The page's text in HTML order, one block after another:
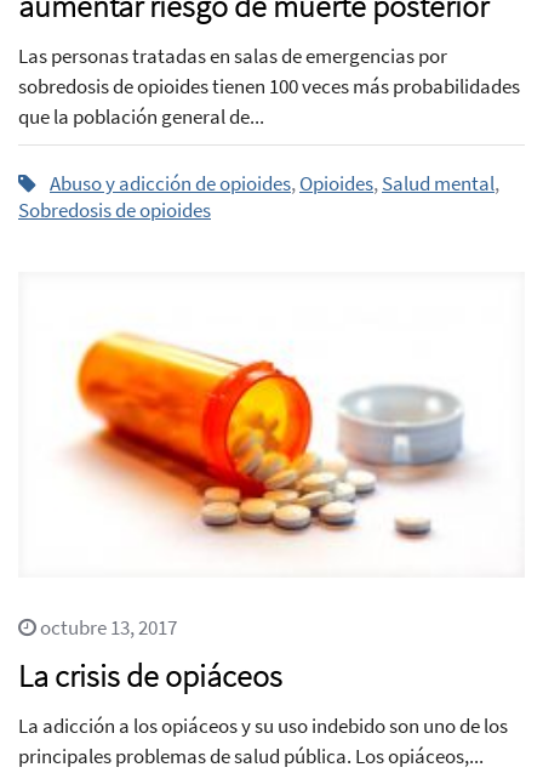
Las personas tratadas en salas de emergencias por
sobredosis de opioides tienen 100 veces más probabilidades
que la población general de...
Abuso y adicción de opioides,Opioides,Salud mental,
Sobredosis de opioides
octubre 13, 2017
La crisis de opiáceos
La adicción a los opiáceos y su uso indebido son uno de los
principales problemas de salud pública. Los opiáceos,...